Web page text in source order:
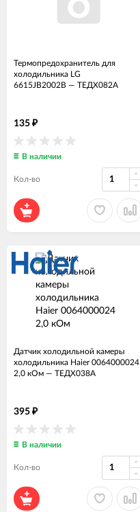
Термопредохранитель для
холодильника LG
6615JB2002B — ТЕДХ082А
135 ₽
В наличии
Кол-во
Датчик холодильной камеры
холодильника Haier 0064000024
2,0 кОм — ТЕДХ038А
395 ₽
В наличии
Кол-во